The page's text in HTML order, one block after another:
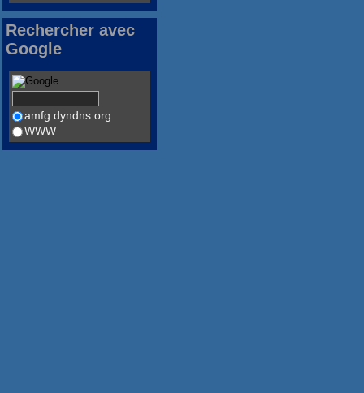
Rechercher avec
Google
amfg.dyndns.org
WWW